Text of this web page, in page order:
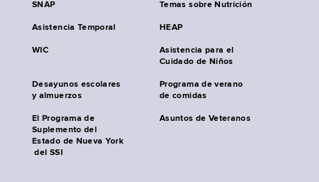
SNAP Temas sobre Nutrición
Asistencia Temporal HEAP
WIC
Asistencia para el
Cuidado de Niños
Desayunos escolares
y almuerzos
Programa de verano
de comidas
El Programa de
Suplemento del
Estado de Nueva York
del SSI
Asuntos de Veteranos